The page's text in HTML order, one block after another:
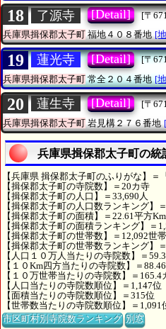
18 了源寺 [Detail]
[〒
兵庫県揖保郡太子町福地４０８番地 [
19 蓮光寺 [Detail]
[〒
兵庫県揖保郡太子町常全２０４番地 [
20 蓮生寺 [Detail]
[〒
兵庫県揖保郡太子町 岩見構２７６番地
兵庫県揖保郡太子町の統
【兵庫県 揖保郡太子町のふりがな】＝
【揖保郡太子町の寺院数】＝20カ寺
【揖保郡太子町の人口】＝33,690人
【揖保郡太子町の人口数ランキング】
【揖保郡太子町の面積】＝22.61平方Km
【揖保郡太子町の面積ランキング】＝
【揖保郡太子町の世帯数】＝12,092世帯
【揖保郡太子町の世帯数ランキング】
【人口１０万人当たりの寺院数】＝
【１０Km四方当たりの寺院数】＝
【１０万世帯当たりの寺院数】＝165.4
【人口当たりの寺院数順位】＝1,147位
【面積当たりの寺院数順位】＝315位
【世帯数当たりの寺院数順位】＝1,091
市区町村別寺院数ランキング 別窓